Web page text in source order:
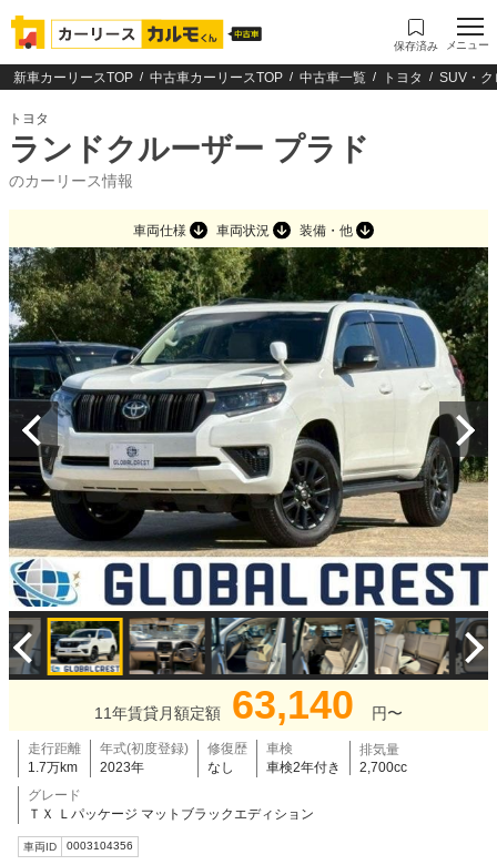
保存済み メニュー
新車カーリースTOP 中古車カーリースTOP 中古車一覧 トヨタ SUV・ク
トヨタ
ランドクルーザー プラド
のカーリース情報
車両仕様 車両状況 装備・他
11年賃貸月額定額 63,140 円〜
走行距離
1.7万km
年式(初度登録)
2023年
修復歴
なし
車検
車検2年付き
排気量
2,700cc
グレード
ＴＸ Ｌパッケージ マットブラックエディション
車両ID 0003104356